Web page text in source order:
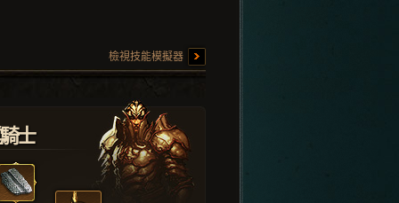
檢視技能模擬器
士